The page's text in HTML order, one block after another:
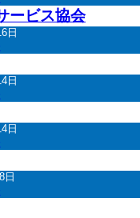
ービス協会
日
日
日
日